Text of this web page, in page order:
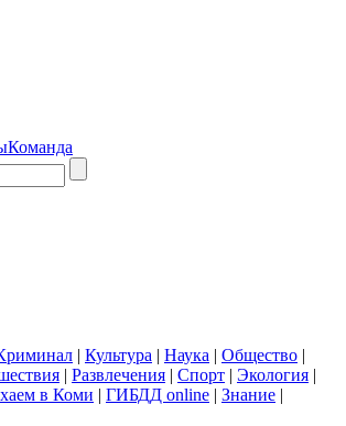
Команда
| Культура | Наука | Общество |
| Развлечения | Спорт | Экология |
в Коми | ГИБДД online | Знание |